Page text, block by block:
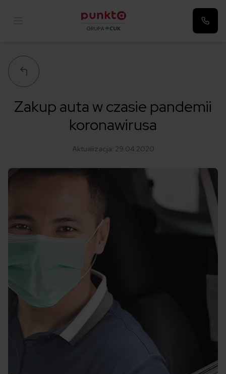
Zakup auta w czasie pandemii
koronawirusa
Aktualizacja: 29.04.2020